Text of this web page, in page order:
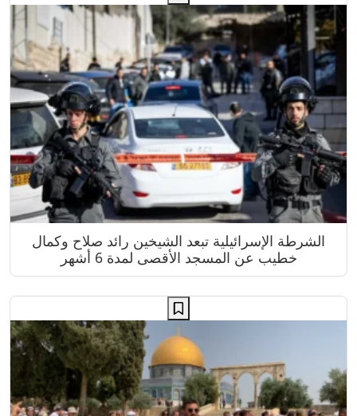
الشرطة الإسرائيلية تبعد الشيخين رائد صلاح وكمال
خطيب عن المسجد الأقصى لمدة 6 أشهر